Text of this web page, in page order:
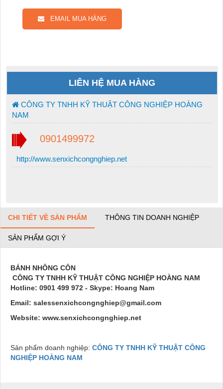
EMAIL MUA HÀNG
LIÊN HỆ MUA HÀNG
CÔNG TY TNHH KỸ THUẬT CÔNG NGHIỆP HOÀNG
NAM
0901499972
http://www.senxichcongnghiep.net
CHI TIẾT VỀ SẢN PHẨM THÔNG TIN DOANH NGHIỆP
SẢN PHẨM GỢI Ý
BÁNH NHÔNG CÔN
CÔNG TY TNHH KỸ THUẬT CÔNG NGHIỆP HOÀNG NAM
Hotline: 0901 499 972 - Skype: Hoang Nam
Email: salessenxichcongnghiep@gmail.com
Website: www.senxichcongnghiep.net
Sản phẩm doanh nghiệp: CÔNG TY TNHH KỸ THUẬT CÔNG
NGHIỆP HOÀNG NAM